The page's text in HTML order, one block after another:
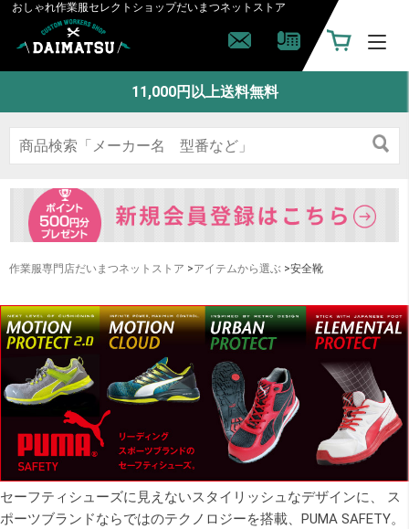
おしゃれ作業服セレクトショップだいまつネットストア
11,000円以上送料無料
作業服専門店だいまつネットストア >アイテムから選ぶ >安全靴
セーフティシューズに見えないスタイリッシュなデザインに、 ス
ポーツブランドならではのテクノロジーを搭載、PUMA SAFETY。